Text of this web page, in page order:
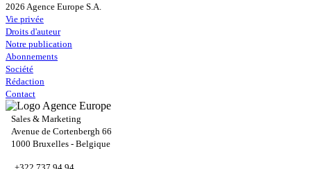
2026 Agence Europe S.A.
Vie privée
Droits d'auteur
Notre publication
Abonnements
Société
Rédaction
Contact
Sales & Marketing
Avenue de Cortenbergh 66
1000 Bruxelles - Belgique